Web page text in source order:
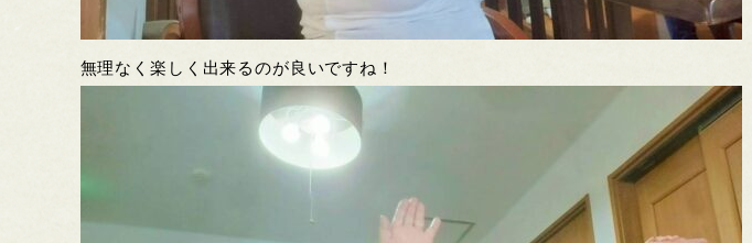
無理なく楽しく出来るのが良いですね！